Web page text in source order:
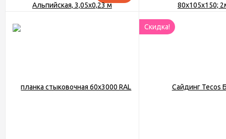
Скидка!